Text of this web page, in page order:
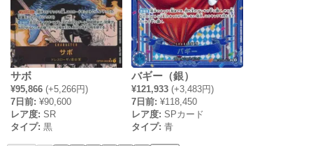
サボ
¥95,866 (+5,266円)
7日前: ¥90,600
レア度: SR
タイプ: 黒
バギー（銀）
¥121,933 (+3,483円)
7日前: ¥118,450
レア度: SPカード
タイプ: 青